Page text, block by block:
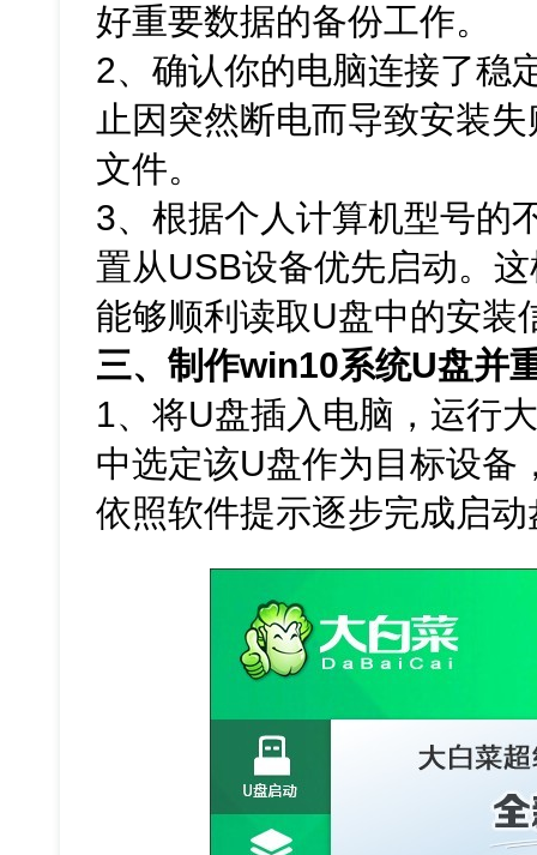
好重要数据的备份工作。
2、确认你的电脑连接了稳
止因突然断电而导致安装
文件。
3、根据个人计算机型号的
置从USB设备优先启动。
能够顺利读取U盘中的安装
三、制作win10系统U盘并
1、将U盘插入电脑，运行
中选定该U盘作为目标设备
依照软件提示逐步完成启